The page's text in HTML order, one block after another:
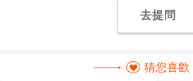
去提問
猜您喜歡